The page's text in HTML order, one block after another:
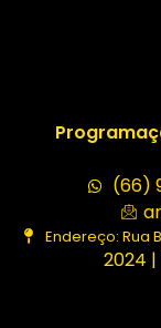
(66)
Endereço: Rua
2024